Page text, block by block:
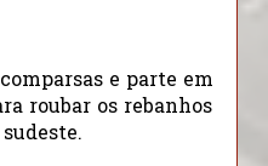
e parte em
roubar os rebanhos